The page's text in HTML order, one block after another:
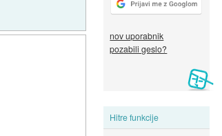
nov uporabnik
pozabili geslo?
Hitre funkcije